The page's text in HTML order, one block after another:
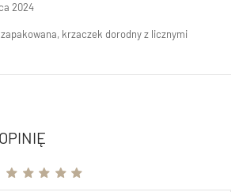
krzaczek dorodny z licznymi
2024